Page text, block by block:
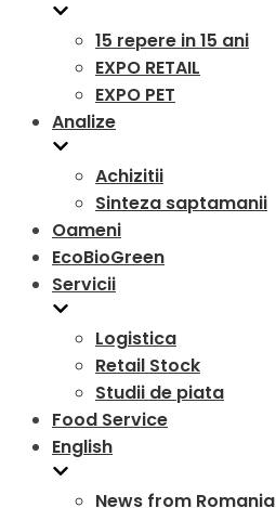
15 repere in 15 ani
EXPO RETAIL
EXPO PET
Analize
Achizitii
Sinteza saptamanii
Oameni
EcoBioGreen
Servicii
Logistica
Retail Stock
Studii de piata
Food Service
English
News from Romania